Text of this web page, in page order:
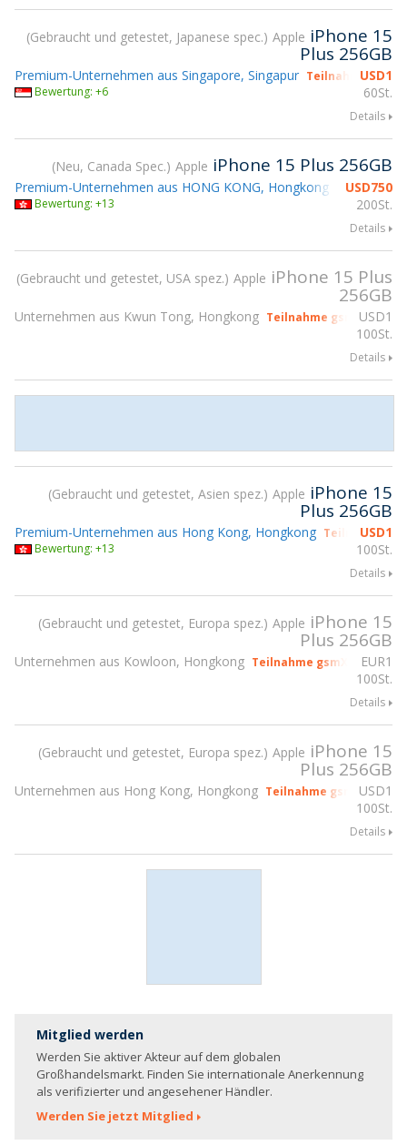
Gebraucht und getestet, Japanese spec. Apple iPhone 15
Plus 256GB
USD1
60St.
Premium-Unternehmen aus Singapore, Singapur Teilnahme gsmX
Bewertung: +6
Details
Neu, Canada Spec. Apple iPhone 15 Plus 256GB
USD750
200St.
Premium-Unternehmen aus HONG KONG, Hongkong
Teilnahme
Bewertung: +13
Details
Gebraucht und getestet, USA spez. Apple iPhone 15 Plus
256GB
USD1
100St.
Unternehmen aus Kwun Tong, Hongkong Teilnahme gsmX Hong
Details
Gebraucht und getestet, Asien spez. Apple iPhone 15
Plus 256GB
USD1
100St.
Premium-Unternehmen aus Hong Kong, Hongkong Teilnahme
Bewertung: +13
Details
Gebraucht und getestet, Europa spez. Apple iPhone 15
Plus 256GB
EUR1
100St.
Unternehmen aus Kowloon, Hongkong Teilnahme gsmX Hong
Details
Gebraucht und getestet, Europa spez. Apple iPhone 15
Plus 256GB
USD1
100St.
Unternehmen aus Hong Kong, Hongkong Teilnahme gsmX Hong
Details
Mitglied werden
Werden Sie aktiver Akteur auf dem globalen
Großhandelsmarkt. Finden Sie internationale Anerkennung
als verifizierter und angesehener Händler.
Werden Sie jetzt Mitglied